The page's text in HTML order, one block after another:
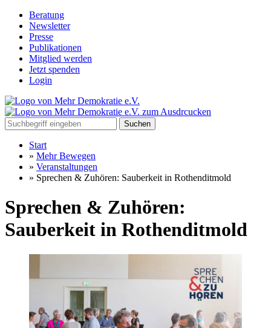
Beratung
Newsletter
Presse
Publikationen
Mitglied werden
Jetzt spenden
Login
Suchen
Start
» Mehr Bewegen
» Veranstaltungen
» Sprechen & Zuhören: Sauberkeit in Rothenditmold
Sprechen & Zuhören:
Sauberkeit in Rothenditmold